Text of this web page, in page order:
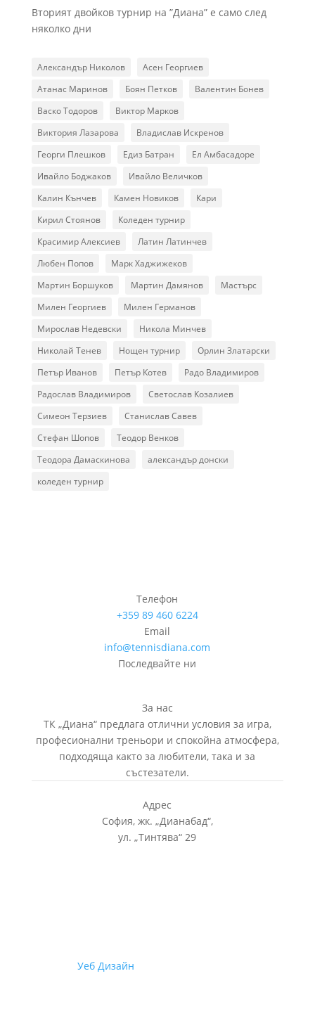
Вторият двойков турнир на ”Диана” е само след
няколко дни
Александър Николов
Асен Георгиев
Атанас Маринов
Боян Петков
Валентин Бонев
Васко Тодоров
Виктор Марков
Виктория Лазарова
Владислав Искренов
Георги Плешков
Едиз Батран
Ел Амбасадоре
Ивайло Боджаков
Ивайло Величков
Калин Кънчев
Камен Новиков
Кари
Кирил Стоянов
Коледен турнир
Красимир Алексиев
Латин Латинчев
Любен Попов
Марк Хаджижеков
Мартин Боршуков
Мартин Дамянов
Мастърс
Милен Георгиев
Милен Германов
Мирослав Недевски
Никола Минчев
Николай Тенев
Нощен турнир
Орлин Златарски
Петър Иванов
Петър Котев
Радо Владимиров
Радослав Владимиров
Светослав Козалиев
Симеон Терзиев
Станислав Савев
Стефан Шопов
Теодор Венков
Теодора Дамаскинова
александър донски
коледен турнир
Телефон
+359 89 460 6224­
Email
info@tennisdiana.com
Последвайте ни
За нас
ТК „Диана“ предлага отлични условия за игра,
професионални треньори и спокойна атмосфера,
подходяща както за любители, така и за
състезатели.
Адрес
София, жк. „Дианабад“,
ул.„Тинтява“ 29
Уеб Дизайн